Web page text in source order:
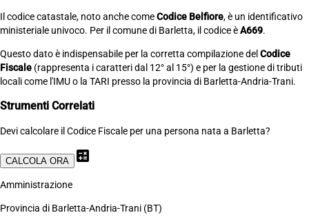
Il codice catastale, noto anche comeCodice Belfiore, è un identificativo
ministeriale univoco. Per il comune di Barletta, il codice èA669.
Questo dato è indispensabile per la corretta compilazione del Codice
Fiscale (rappresenta i caratteri dal 12° al 15°) e per la gestione di tributi
locali come l'IMU o la TARI presso la provincia di Barletta-Andria-Trani.
Strumenti Correlati
Devi calcolare il Codice Fiscale per una persona nata a Barletta?
CALCOLA ORA calculate
Amministrazione
Provincia di Barletta-Andria-Trani (BT)